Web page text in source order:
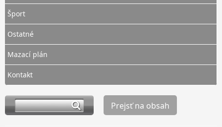
Šport
Ostatné
Mazací plán
Kontakt
Prejsť na obsah